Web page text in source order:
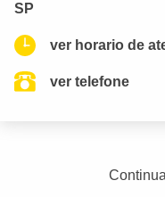
SP
ver horario de
ver telefone